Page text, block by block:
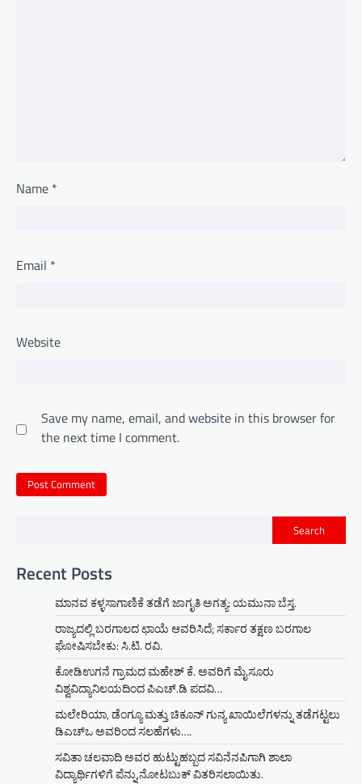
Name *
Email *
Website
Save my name, email, and website in this browser for
the next time I comment.
Search
Recent Posts
ಮಾನವ ಕಳ್ಳಸಾಗಾಣಿಕೆ ತಡೆಗೆ ಜಾಗೃತಿ ಅಗತ್ಯ: ಯಮುನಾ ಬೆಸ್ತ.
ರಾಜ್ಯದಲ್ಲಿ ಬರಗಾಲದ ಛಾಯೆ ಆವರಿಸಿದೆ; ಸರ್ಕಾರ ತಕ್ಷಣ ಬರಗಾಲ
ಘೋಷಿಸಬೇಕು: ಸಿ.ಟಿ. ರವಿ.
ಕೋಡಿಉಗನೆ ಗ್ರಾಮದ ಮಹೇಶ್ ಕೆ. ಅವರಿಗೆ ಮೈಸೂರು
ವಿಶ್ವವಿದ್ಯಾನಿಲಯದಿಂದ ಪಿಎಚ್.ಡಿ ಪದವಿ…
ಮಲೇರಿಯಾ, ಡೆಂಗ್ಯೂ ಮತ್ತು ಚಿಕೂನ್ ಗುನ್ಯ ಖಾಯಿಲೆಗಳನ್ನು ತಡೆಗಟ್ಟಲು
ಡಿಎಚ್‌ಒ ಅವರಿಂದ ಸಲಹೆಗಳು….
ಸವಿತಾ ಚಲವಾದಿ ಅವರ ಹುಟ್ಟುಹಬ್ಬದ ಸವಿನೆನಪಿಗಾಗಿ ಶಾಲಾ
ವಿದ್ಯಾರ್ಥಿಗಳಿಗೆ ಪೆನ್ನು,ನೋಟಬುಕ್ ವಿತರಿಸಲಾಯಿತು.